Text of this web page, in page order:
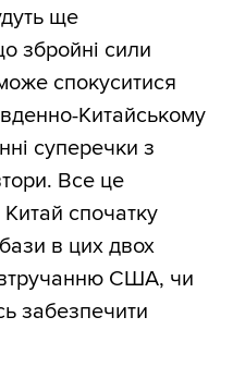
ще
збройні сили
спокуситися
Китайському
суперечки з
Все це
спочатку
в цих двох
втручанню США, чи
забезпечити